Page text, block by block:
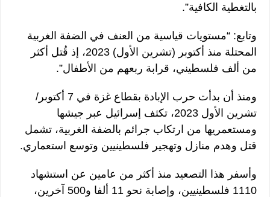
بالتغطية الكافية”.
وتابع: “مستويات قياسية من العنف في الضفة الغربية
المحتلة منذ أكتوبر (تشرين الأول) 2023، إذ قُتل أكثر
من ألف فلسطيني، قرابة ربعهم من الأطفال”.
ومنذ أن بدأت حرب الإبادة بقطاع غزة في 7 أكتوبر/
تشرين الأول 2023، تكثف إسرائيل عبر جيشها
ومستعمريها من ارتكاب جرائم بالضفة الغربية، تشمل
قتل وهدم منازل وتهجير فلسطينيين وتوسع استعماري.
وأسفر هذا التصعيد منذ أكثر من عامين عن استشهاد
1110 فلسطينيين، وإصابة نحو 11 ألفا و500 آخرين،